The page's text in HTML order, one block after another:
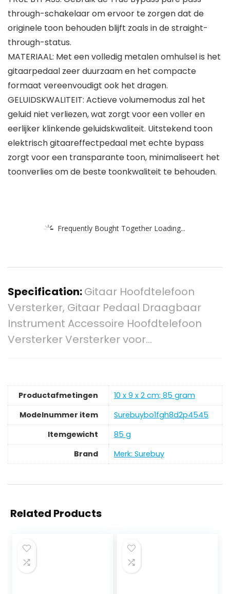
through-schakelaar om ervoor te zorgen dat de
originele toon behouden blijft zoals in de straight-
through-status.
MATERIAAL: Met een volledig metalen omhulsel is het
gitaarpedaal zeer duurzaam en het compacte
formaat vereenvoudigt ook het dragen.
GELUIDSKWALITEIT: Actieve volumemodus zal het
geluid niet verliezen, wat zorgt voor een voller en
eerlijker klinkende geluidskwaliteit. Uitstekend toon
elektrisch gitaareffectpedaal met echte bypass
zorgt voor een transparante toon, minimaliseert het
toonverlies om de beste toonkwaliteit te behouden.
Frequently Bought Together Loading...
Specification:Gitaar Hoofdtelefoon
Versterker, Gitaar Pedaal Draagbaar
Instrument Accessoire Hoofdtelefoon
Versterker Versterker voor…
Productafmetingen
‎10 x 9 x 2 cm; 85 gram
Modelnummer item
‎Surebuybo1fgh8d2p4545
Itemgewicht
‎85 g
Brand
Merk: Surebuy
Related Products